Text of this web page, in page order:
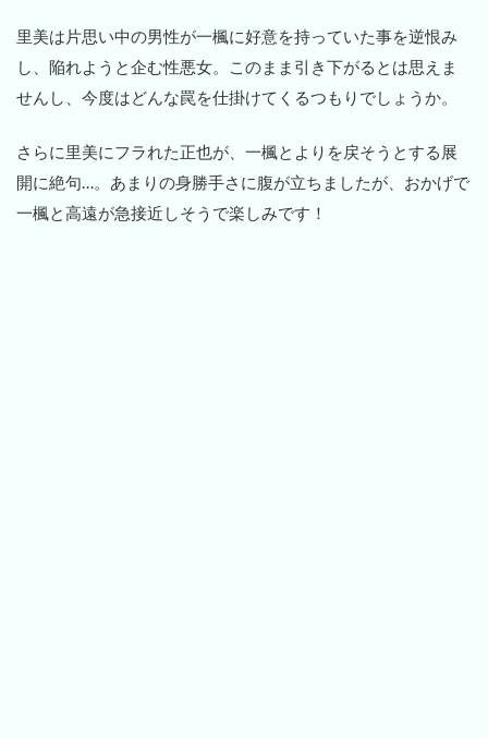
里美は片思い中の男性が一楓に好意を持っていた事を逆恨み
し、陥れようと企む性悪女。このまま引き下がるとは思えま
せんし、今度はどんな罠を仕掛けてくるつもりでしょうか。
さらに里美にフラれた正也が、一楓とよりを戻そうとする展
開に絶句…。あまりの身勝手さに腹が立ちましたが、おかげで
一楓と高遠が急接近しそうで楽しみです！